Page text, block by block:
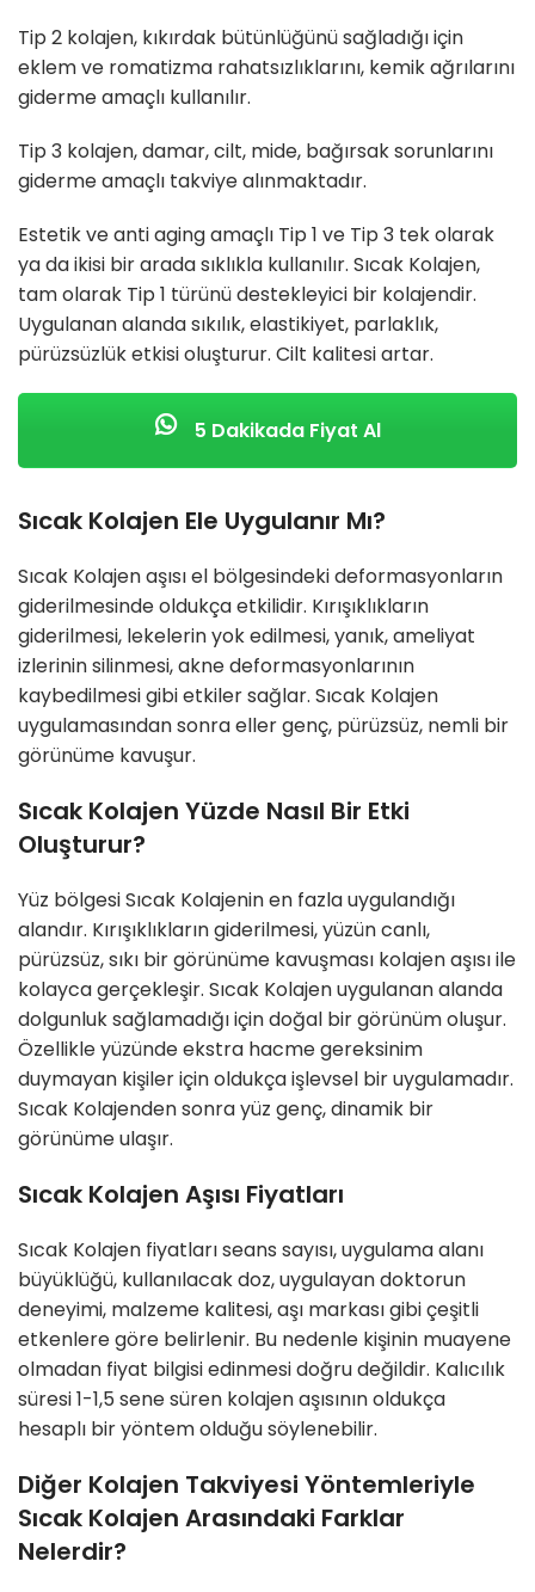
Tip 2 kolajen, kıkırdak bütünlüğünü sağladığı için
eklem ve romatizma rahatsızlıklarını, kemik ağrılarını
giderme amaçlı kullanılır.
Tip 3 kolajen, damar, cilt, mide, bağırsak sorunlarını
giderme amaçlı takviye alınmaktadır.
Estetik ve anti aging amaçlı Tip 1 ve Tip 3 tek olarak
ya da ikisi bir arada sıklıkla kullanılır. Sıcak Kolajen,
tam olarak Tip 1 türünü destekleyici bir kolajendir.
Uygulanan alanda sıkılık, elastikiyet, parlaklık,
pürüzsüzlük etkisi oluşturur. Cilt kalitesi artar.
5 Dakikada Fiyat Al
Sıcak Kolajen Ele Uygulanır Mı?
Sıcak Kolajen aşısı el bölgesindeki deformasyonların
giderilmesinde oldukça etkilidir. Kırışıklıkların
giderilmesi, lekelerin yok edilmesi, yanık, ameliyat
izlerinin silinmesi, akne deformasyonlarının
kaybedilmesi gibi etkiler sağlar. Sıcak Kolajen
uygulamasından sonra eller genç, pürüzsüz, nemli bir
görünüme kavuşur.
Sıcak Kolajen Yüzde Nasıl Bir Etki
Oluşturur?
Yüz bölgesi Sıcak Kolajenin en fazla uygulandığı
alandır. Kırışıklıkların giderilmesi, yüzün canlı,
pürüzsüz, sıkı bir görünüme kavuşması kolajen aşısı ile
kolayca gerçekleşir. Sıcak Kolajen uygulanan alanda
dolgunluk sağlamadığı için doğal bir görünüm oluşur.
Özellikle yüzünde ekstra hacme gereksinim
duymayan kişiler için oldukça işlevsel bir uygulamadır.
Sıcak Kolajenden sonra yüz genç, dinamik bir
görünüme ulaşır.
Sıcak Kolajen Aşısı Fiyatları
Sıcak Kolajen fiyatları seans sayısı, uygulama alanı
büyüklüğü, kullanılacak doz, uygulayan doktorun
deneyimi, malzeme kalitesi, aşı markası gibi çeşitli
etkenlere göre belirlenir. Bu nedenle kişinin muayene
olmadan fiyat bilgisi edinmesi doğru değildir. Kalıcılık
süresi 1-1,5 sene süren kolajen aşısının oldukça
hesaplı bir yöntem olduğu söylenebilir.
Diğer Kolajen Takviyesi Yöntemleriyle
Sıcak Kolajen Arasındaki Farklar
Nelerdir?